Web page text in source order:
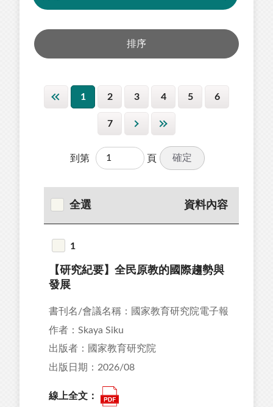
1 2 3 4 5 6
7
到第 頁 確定
全選 資料內容
1
【研究紀要】全民原教的國際趨勢與
發展
書刊名/會議名稱：國家教育研究院電子報
作者：Skaya Siku
出版者：國家教育研究院
出版日期：2026/08
線上全文：